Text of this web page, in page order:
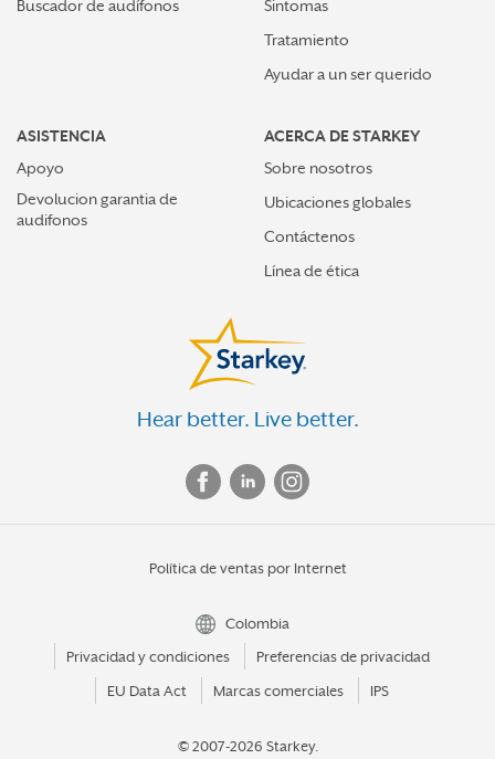
Buscador de audífonos
Sintomas
Tratamiento
Ayudar a un ser querido
ASISTENCIA
Apoyo
Devolucion garantia de
audifonos
ACERCA DE STARKEY
Sobre nosotros
Ubicaciones globales
Contáctenos
Línea de ética
Hear better. Live better.
Política de ventas por Internet
Colombia
Privacidad y condiciones
Preferencias de privacidad
EU Data Act Marcas comerciales IPS
© 2007-2026 Starkey.